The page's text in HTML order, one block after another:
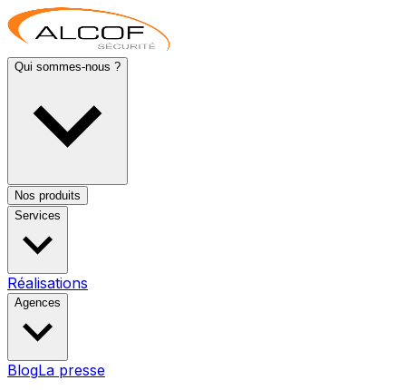
Qui sommes-nous ?
Nos produits
Services
Réalisations
Agences
BlogLa presse